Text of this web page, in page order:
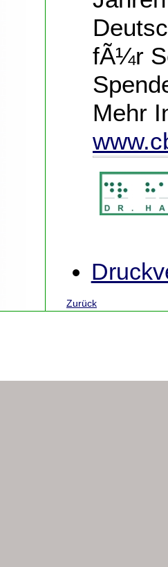
fÃ¼r
Mehr
Zurück